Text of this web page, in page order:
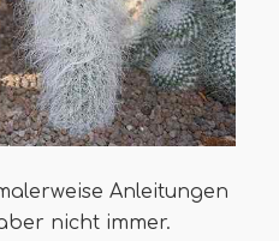
Anleitungen
nicht immer.